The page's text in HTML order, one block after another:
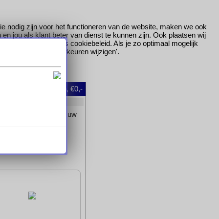
nodig zijn voor het functioneren van de website, maken we ook
jou als klant beter van dienst te kunnen zijn. Ook plaatsen wij
meer over ons cookiebeleid. Als je zo optimaal mogelijk
klik dan op 'Voorkeuren wijzigen'.
artikelen, €0,-
artikel dan ook aan uw